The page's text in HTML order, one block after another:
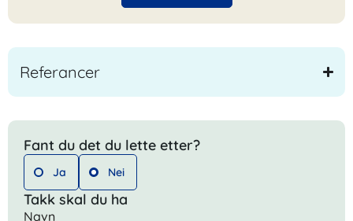
Referancer
Fant du det du lette etter?
Ja Nei
Takk skal du ha
Navn